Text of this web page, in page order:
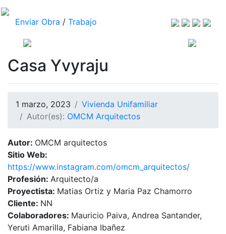
Enviar Obra / Trabajo
Casa Yvyraju
1 marzo, 2023
Vivienda Unifamiliar
Autor(es): OMCM Arquitectos
Autor: OMCM arquitectos
Sitio Web:
https://www.instagram.com/omcm_arquitectos/
Profesión: Arquitecto/a
Proyectista: Matias Ortiz y Maria Paz Chamorro
Cliente: NN
Colaboradores: Mauricio Paiva, Andrea Santander,
Yeruti Amarilla, Fabiana Ibañez